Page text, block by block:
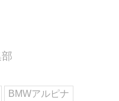
ターラ
ちょうどいい輸入車の
BMWアルピナ